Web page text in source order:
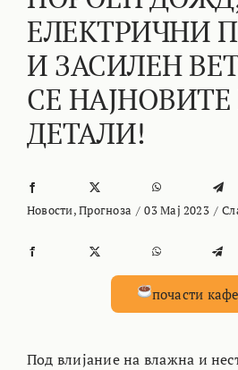
МАРКЕТИНГ
ЕЛЕКТРИЧНИ
И ЗАСИЛЕН
СЕ
ДЕТАЛИ!
Новости,Прогноза / 03 Мај 2023 /
почасти
Под влијание на влажна и